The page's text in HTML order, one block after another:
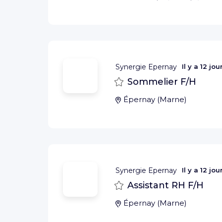
Synergie Epernay Il y a 12
Sauvegarder
Sommelier F/H
Épernay(Marne)
Synergie Epernay Il y a 12
Sauvegarder
Assistant RH F/H
Épernay(Marne)